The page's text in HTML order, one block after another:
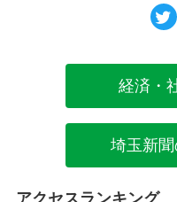
経済・
埼玉新